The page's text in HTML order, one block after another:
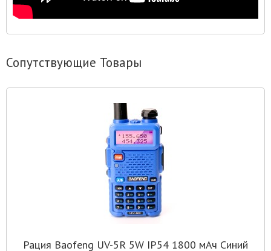
Сопутствующие Товары
Рация Baofeng UV-5R 5W IP54 1800 мАч Синий